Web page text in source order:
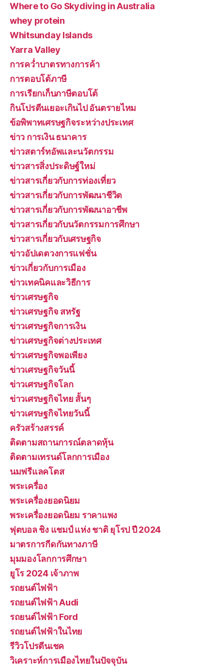
Where to Go Skydiving in Australia
whey protein
Whitsunday Islands
Yarra Valley
การคว่ำบาตรทางการค้า
การตอบโต้ภาษี
การเรียกเก็บภาษีตอบโต้
กินโปรตีนเยอะเกินไป อันตรายไหม
ข้อพิพาทเศรษฐกิจระหว่างประเทศ
ข่าว การเงิน ธนาคาร
ข่าวสตาร์ทอัพและนวัตกรรม
ข่าวสารสิ่งประดิษฐ์ใหม่
ข่าวสารเกี่ยวกับการท่องเที่ยว
ข่าวสารเกี่ยวกับการพัฒนาชีวิต
ข่าวสารเกี่ยวกับการพัฒนาอาชีพ
ข่าวสารเกี่ยวกับนวัตกรรมการศึกษา
ข่าวสารเกี่ยวกับเศรษฐกิจ
ข่าวอัปเดตวงการแฟชั่น
ข่าวเกี่ยวกับการเมือง
ข่าวเทคนิคและวิธีการ
ข่าวเศรษฐกิจ
ข่าวเศรษฐกิจ สหรัฐ
ข่าวเศรษฐกิจการเงิน
ข่าวเศรษฐกิจต่างประเทศ
ข่าวเศรษฐกิจพอเพียง
ข่าวเศรษฐกิจวันนี้
ข่าวเศรษฐกิจโลก
ข่าวเศรษฐกิจไทย สั้นๆ
ข่าวเศรษฐกิจไทยวันนี้
ครัวสร้างสรรค์
ติดตามสถานการณ์ตลาดหุ้น
ติดตามเทรนด์โลกการเมือง
นมฟรีแลคโตส
พระเครื่อง
พระเครื่องยอดนิยม
พระเครื่องยอดนิยม ราคาแพง
ฟุตบอล ชิง แชมป์ แห่ง ชาติ ยุโรป ปี 2024
มาตรการกีดกันทางภาษี
มุมมองโลกการศึกษา
ยูโร 2024 เจ้าภาพ
รถยนต์ไฟฟ้า
รถยนต์ไฟฟ้า Audi
รถยนต์ไฟฟ้า Ford
รถยนต์ไฟฟ้าในไทย
รีวิวโปรตีนเชค
วิเคราะห์การเมืองไทยในปัจจุบัน